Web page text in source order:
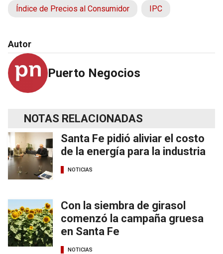
Índice de Precios al Consumidor IPC
Autor
Puerto Negocios
NOTAS RELACIONADAS
Santa Fe pidió aliviar el costo
de la energía para la industria
NOTICIAS
Con la siembra de girasol
comenzó la campaña gruesa
en Santa Fe
NOTICIAS